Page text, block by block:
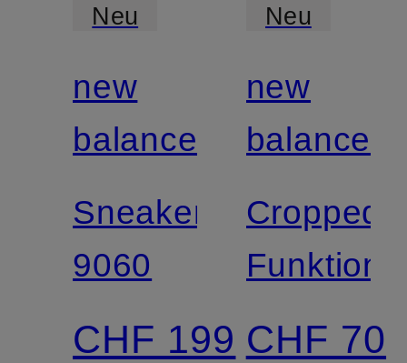
Neu
new
balance
Sneaker
9060
CHF 199
Neu
new
balance
Cropped-
CHF 70